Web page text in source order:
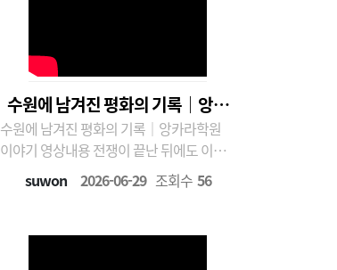
수원에 남겨진 평화의 기록｜앙카
라학원 이야기
수원에 남겨진 평화의 기록｜앙카라학원
이야기 영상내용 전쟁이 끝난 뒤에도 이어
진 우정이 있었습니다.이번 영상은 수원시
정연구원 수원학연구센터 사진전 '튀르키예
바탕으로 제작되었습니다.수원 서둔동에 세
suwon 2026-06-29 조회수 56